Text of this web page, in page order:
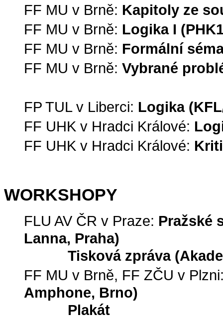
FF MU v Brně: Kapitoly ze
FF MU v Brně: Logika I
FF MU v Brně: Formální
FF MU v Brně: Vybrané
FP TUL v Liberci: Logika
FF UHK v Hradci Králové:
FF UHK v Hradci Králové:
WORKSHOPY
FLU AV ČR v Praze: Pražské
Lanna, Praha)
Tisková zpráva
FF MU v Brně, FF ZČU v
Amphone, Brno)
Plakát